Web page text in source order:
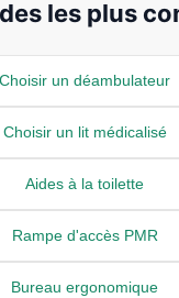
les plus
Choisir un déambulateur
Choisir un lit médicalisé
Aides à la toilette
Rampe d'accès PMR
Bureau ergonomique